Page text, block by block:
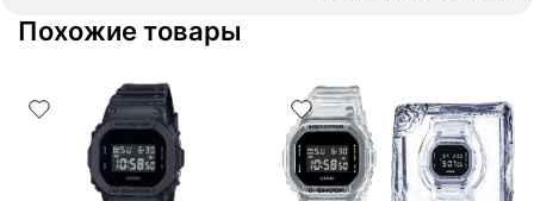
Похожие товары